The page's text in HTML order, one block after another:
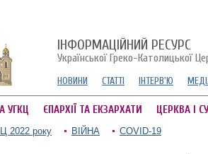
ІНФОРМАЦІЙНИЙ РЕСУРС
Української Греко-Католицької
НОВИНИ СТАТТІ ІНТЕРВ'Ю
УГКЦ ЄПАРХІЇ ТА ЕКЗАРХАТИ ЦЕРКВА І
2022 року ВІЙНА COVID-19